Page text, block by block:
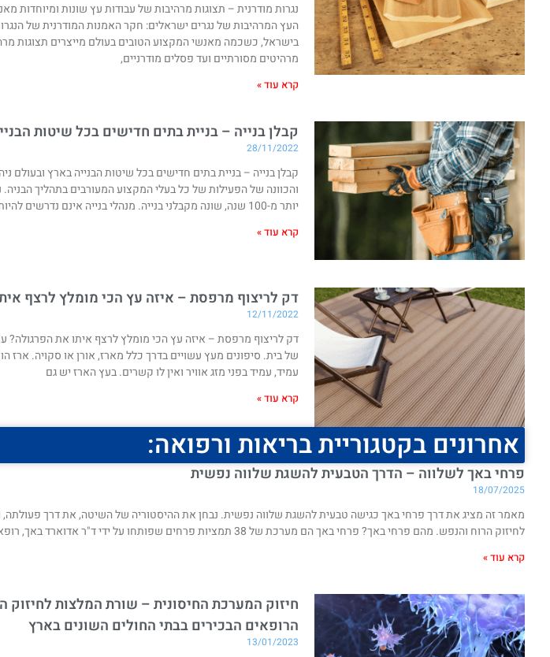
נגרות מודרנית – תצוגות מרהיבות של עבודות עץ שונות ומיוחדות
העץ המרהיבות של נגרים ישראלים: חקר האמנות המודרנית של
בישראל, כשכמה מאנשי המקצוע הטובים בעולם מייצרים תצוגות
מרהיטים מסורתיים ועד פסלים מודרניים,
קרא עוד »
קבלן בנייה – בניית בתים חדישים בכל שיטות
28/11/2022
קבלן בנייה – בניית בתים חדישים בכל שיטות הבנייה בארץ ובעולם
והכוונה של הפעילות של כל בעלי המקצוע המעורבים בתהליך
יותר מ-100 שנה, שונה מקבלני בנייה. מנהלי בנייה אינם נדרשים להיות בעלי רישיון או השכלה פורמלית
קרא עוד »
דק לריצוף מרפסת – איזה עץ הכי מומלץ לרצף
12/11/2022
דק לריצוף מרפסת – איזה עץ הכי מומלץ לרצף איתו את הפרגולה?
של בית. סיפונים מעץ עשויים בדרך כלל מארז, אורן או סקויה. ארז
עמיד, עמיד בפני מזג אוויר ואין לו קשרים. בעץ הארז יש גם
קרא עוד »
אחרונים בקטגוריית בריאות ורפואה:
פרחי באך לשלווה – הדרך הטבעית להשגת שלווה נפשית
18/07/2025
מאמר זה מציג את דרך פרחי באך כגישה טבעית להשגת שלווה נפשית. נבחן את ההיסטוריה של השיטה, את דרך פעולתה,
לחיזוק הרוח והנפש. מהם פרחי באך? פרחי באך הם מערכת של 38 תמציות פרחים שפותחו על ידי ד"ר אדוארד באך, רופא והומיאופת בריטי, בשנות ה-30
קרא עוד »
חיזוק המערכת החיסונית – שורת המלצות
הרופאים הבכירים בבתי החולים השונים בארץ
13/01/2023